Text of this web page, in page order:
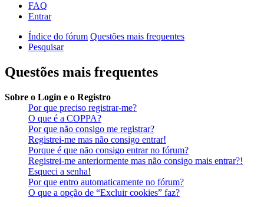
FAQ
Entrar
Índice do fórum Questões mais frequentes
Pesquisar
Questões mais frequentes
Sobre o Login e o Registro
Por que preciso registrar-me?
O que é a COPPA?
Por que não consigo me registrar?
Registrei-me mas não consigo entrar!
Porque é que não consigo entrar no fórum?
Registrei-me anteriormente mas não consigo mais entrar?!
Esqueci a senha!
Por que entro automaticamente no fórum?
O que a opção de “Excluir cookies” faz?